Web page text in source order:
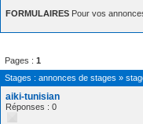
FORMULAIRES Pour vos
Pages : 1
Stages : annonces de stages »
aiki-tunisian
Réponses : 0